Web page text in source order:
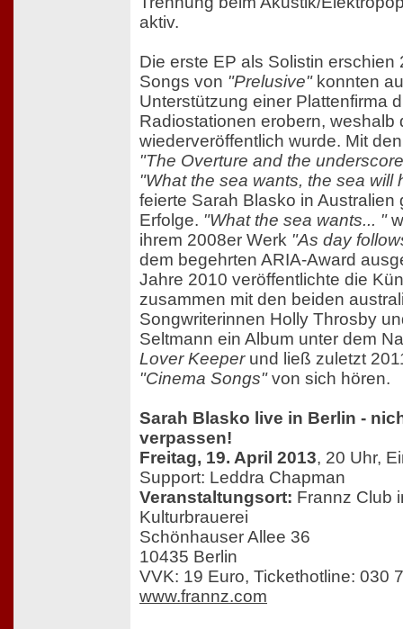
aktiv.
Die erste EP als Solistin erschien
Songs von "Prelusive"konnten
Unterstützung einer Plattenfirma
Radiostationen erobern, weshalb
wiederveröffentlich wurde. Mit
"The Overture and the
"What the sea wants, the sea will
feierte Sarah Blasko in Australien
Erfolge. "What the sea wants... "
ihrem 2008er Werk "As day
dem begehrten ARIA-Award
Jahre 2010 veröffentlichte die
zusammen mit den beiden
Songwriterinnen Holly Throsby
Seltmann ein Album unter dem
Lover Keeperund ließ zuletzt
"Cinema Songs"von sich hören.
Sarah Blasko live in Berlin -
verpassen!
Freitag, 19. April 2013, 20 Uhr,
Support: Leddra Chapman
Veranstaltungsort: Frannz Club
Kulturbrauerei
Schönhauser Allee 36
10435 Berlin
VVK: 19 Euro, Tickethotline: 030
www.frannz.com